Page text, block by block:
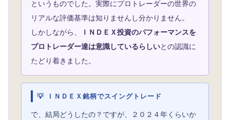
というものでした。実際にプロトレーダーの世界の
リアルな評価基準は知りませんし分かりません。
しかしながら、
ＩＮＤＥＸ投資のパフォーマンスを
プロトレーダー達は意識しているらしいとの認識に
たどり着きました。
💡 ＩＮＤＥＸ銘柄でスイングトレード
で、結局どうしたの？ですが、２０２４年くらいか